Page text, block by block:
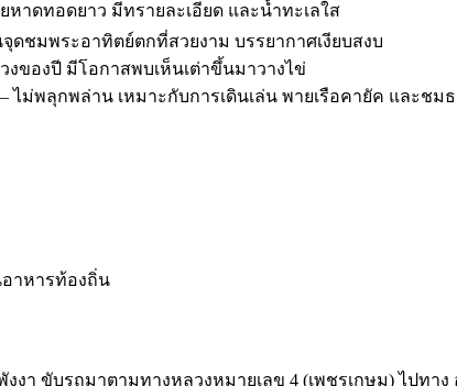
าดทอดยาว มีทรายละเอียด และน้ำทะเลใส
ดชมพระอาทิตย์ตกที่สวยงาม บรรยากาศเงียบสงบ
วงของปี มีโอกาสพบเห็นเต่าขึ้นมาวางไข่
ไม่พลุกพล่าน เหมาะกับการเดินเล่น พายเรือคายัค และชม
าหารท้องถิ่น
งา ขับรถมาตามทางหลวงหมายเลข 4 (เพชรเกษม) ไปทา